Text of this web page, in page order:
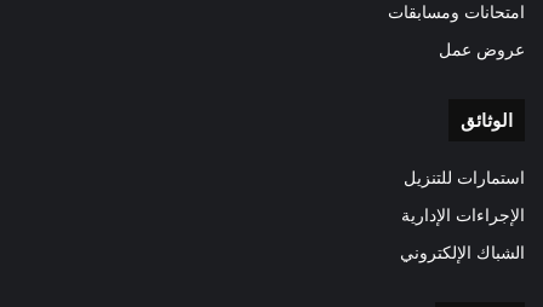
امتحانات ومسابقات
عروض عمل
الوثائق
استمارات للتنزيل
الإجراءات الإدارية
الشباك الإلكتروني